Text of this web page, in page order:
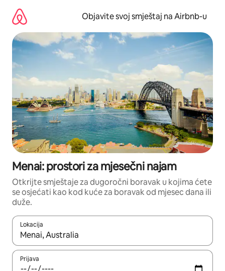
sadržaj
Objavite svoj smještaj na Airbnb-u
Menai: prostori za mjesečni najam
Otkrijte smještaje za dugoročni boravak u kojima ćete
se osjećati kao kod kuće za boravak od mjesec dana ili
duže.
Lokacija
Kad su rezultati dostupni, možete da se krećete kroz njih
Prijava